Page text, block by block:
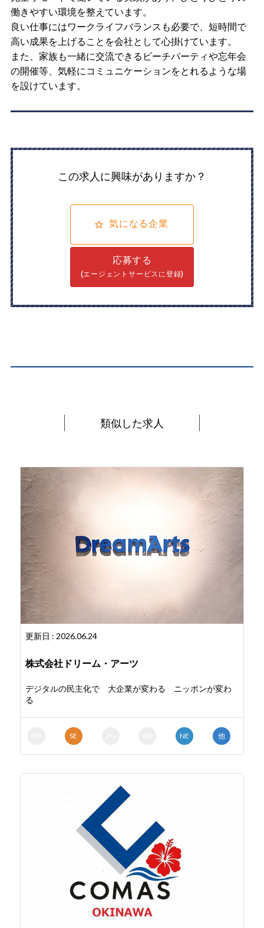
働きやすい環境を整えています。
良い仕事にはワークライフバランスも必要で、短時間で
高い成果を上げることを会社として心掛けています。
また、家族も一緒に交流できるビーチパーティや忘年会
の開催等、気軽にコミュニケーションをとれるような場
を設けています。
この求人に興味がありますか？
気になる企業
応募する
(エージェントサービスに登録)
類似した求人
更新日 : 2026.06.24
株式会社ドリーム・アーツ
デジタルの民主化で 大企業が変わる ニッポンが変わ
る
SE NE 他